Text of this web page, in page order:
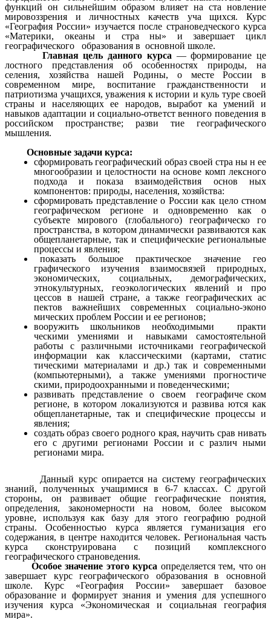
функций он сильнейшим образом влияет на ста новление
мировоззрения и личностных качеств уча щихся. Курс
«География России» изучается после страноведческого курса
«Материки, океаны и стра ны» и завершает цикл
географического образования в основной школе.
Главная цель данного курса — формирование це
лостного представления об особенностях природы, на
селения, хозяйства нашей Родины, о месте России в
современном мире, воспитание гражданственности и
патриотизма учащихся, уважения к истории и куль туре своей
страны и населяющих ее народов, выработ ка умений и
навыков адаптации и социально-ответст венного поведения в
российском пространстве; разви тие географического
мышления.
Основные задачи курса:
сформировать географический образ своей стра ны н ее
многообразии и целостности на основе комп лексного
подхода и показа взаимодействия основ ных
компонентов: природы, населения, хозяйства:
сформировать представление о России как цело стном
географическом регионе и одновременно как о
субъекте мирового (глобального) географическо го
пространства, в котором динамически развиваются как
общепланетарные, так и специфические региональные
процессы и явления;
показать большое практическое значение гео
графического изучения взаимосвязей природных,
экономических, социальных, демографических,
этнокультурных, геоэкологических явлений и про
цессов в нашей стране, а также географических ас
пектов важнейших современных социально-эконо
мических проблем России и ее регионов;
вооружить школьников необходимыми практи
ческими умениями и навыками самостоятельной
работы с различными источниками географической
информации как классическими (картами, статис
тическими материалами и др.) так и современными
(компьютерными), а также умениями прогностиче
скими, природоохранными и поведенческими;
развивать представление о своем географиче ском
регионе, в котором локализуются и развива ются как
общепланетарные, так и специфические процессы и
явления;
создать образ своего родного края, научить срав нивать
его с другими регионами России и с различ ными
регионами мира.
Данный курс опирается на систему географических
знаний, полученных учащимися в 6-7 классах. С другой
стороны, он развивает общие географические понятия,
определения, закономерности на новом, более высоком
уровне, используя как базу для этого географию родной
страны. Особенностью курса является гуманизация его
содержания, в центре находится человек. Региональная часть
курса сконструирована с позиций комплексного
географического страноведения.
Особое значение этого курса определяется тем, что он
завершает курс географического образования в основной
школе. Курс «География России» завершает базовое
образование и формирует знания и умения для успешного
изучения курса «Экономическая и социальная география
мира».